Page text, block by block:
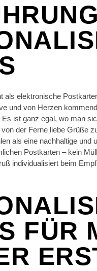
als elektronische
und von Herzen
Es ist ganz egal, wo man
der Ferne liebe Grüße
als eine nachhaltige
Postkarten – kein
individualisiert beim
FÜR